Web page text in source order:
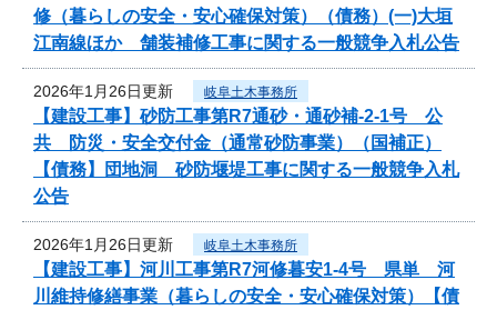
修（暮らしの安全・安心確保対策）（債務）(一)大垣
江南線ほか 舗装補修工事に関する一般競争入札公告
2026年1月26日更新 岐阜土木事務所
【建設工事】砂防工事第R7通砂・通砂補-2-1号 公
共 防災・安全交付金（通常砂防事業）（国補正）
【債務】団地洞 砂防堰堤工事に関する一般競争入札
公告
2026年1月26日更新 岐阜土木事務所
【建設工事】河川工事第R7河修暮安1-4号 県単 河
川維持修繕事業（暮らしの安全・安心確保対策）【債